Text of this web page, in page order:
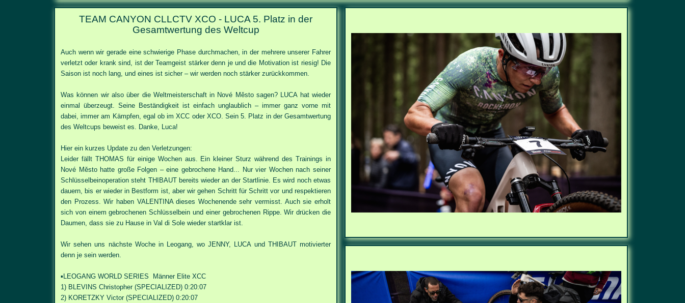
TEAM CANYON CLLCTV XCO - LUCA 5. Platz in der
Gesamtwertung des Weltcup
Auch wenn wir gerade eine schwierige Phase durchmachen, in der mehrere unserer Fahrer
verletzt oder krank sind, ist der Teamgeist stärker denn je und die Motivation ist riesig! Die
Saison ist noch lang, und eines ist sicher – wir werden noch stärker zurückkommen.
Was können wir also über die Weltmeisterschaft in Nové Město sagen? LUCA hat wieder
einmal überzeugt. Seine Beständigkeit ist einfach unglaublich – immer ganz vorne mit
dabei, immer am Kämpfen, egal ob im XCC oder XCO. Sein 5. Platz in der Gesamtwertung
des Weltcups beweist es. Danke, Luca!
Hier ein kurzes Update zu den Verletzungen:
Leider fällt THOMAS für einige Wochen aus. Ein kleiner Sturz während des Trainings in
Nové Město hatte große Folgen – eine gebrochene Hand... Nur vier Wochen nach seiner
Schlüsselbeinoperation steht THIBAUT bereits wieder an der Startlinie. Es wird noch etwas
dauern, bis er wieder in Bestform ist, aber wir gehen Schritt für Schritt vor und respektieren
den Prozess.Wir haben VALENTINA dieses Wochenende sehr vermisst. Auch sie erholt
sich von einem gebrochenen Schlüsselbein und einer gebrochenen Rippe. Wir drücken die
Daumen, dass sie zu Hause in Val di Sole wieder startklar ist.
Wir sehen uns nächste Woche in Leogang, wo JENNY, LUCA und THIBAUT motivierter
denn je sein werden.
▪️LEOGANG WORLD SERIES Männer Elite XCC
1) BLEVINS Christopher (SPECIALIZED) 0:20:07
2) KORETZKY Victor (SPECIALIZED) 0:20:07